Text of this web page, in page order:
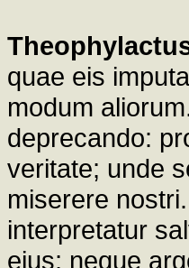
quae eis
modum
deprecando:
veritate; unde
miserere
interpretatur
eius; neque